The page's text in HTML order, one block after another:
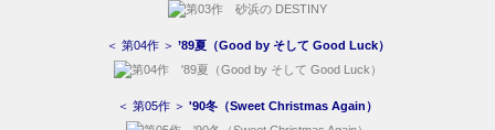
＜ 第04作 ＞ ’89夏（Good by そして Good Luck）
＜ 第05作 ＞ '90冬（Sweet Christmas Again）